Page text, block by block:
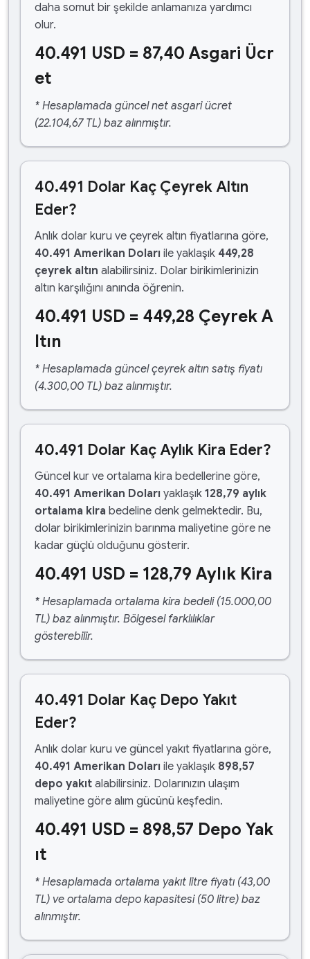
daha somut bir şekilde anlamanıza yardımcı
olur.
40.491 USD = 87,40 Asgari Ücr
et
* Hesaplamada güncel net asgari ücret
(22.104,67 TL) baz alınmıştır.
40.491 Dolar Kaç Çeyrek Altın
Eder?
Anlık dolar kuru ve çeyrek altın fiyatlarına göre,
40.491 Amerikan Doları ile yaklaşık 449,28
çeyrek altın alabilirsiniz. Dolar birikimlerinizin
altın karşılığını anında öğrenin.
40.491 USD = 449,28 Çeyrek A
ltın
* Hesaplamada güncel çeyrek altın satış fiyatı
(4.300,00 TL) baz alınmıştır.
40.491 Dolar Kaç Aylık Kira Eder?
Güncel kur ve ortalama kira bedellerine göre,
40.491 Amerikan Doları yaklaşık 128,79 aylık
ortalama kira bedeline denk gelmektedir. Bu,
dolar birikimlerinizin barınma maliyetine göre ne
kadar güçlü olduğunu gösterir.
40.491 USD = 128,79 Aylık Kira
* Hesaplamada ortalama kira bedeli (15.000,00
TL) baz alınmıştır. Bölgesel farklılıklar
gösterebilir.
40.491 Dolar Kaç Depo Yakıt
Eder?
Anlık dolar kuru ve güncel yakıt fiyatlarına göre,
40.491 Amerikan Doları ile yaklaşık 898,57
depo yakıt alabilirsiniz. Dolarınızın ulaşım
maliyetine göre alım gücünü keşfedin.
40.491 USD = 898,57 Depo Yak
ıt
* Hesaplamada ortalama yakıt litre fiyatı (43,00
TL) ve ortalama depo kapasitesi (50 litre) baz
alınmıştır.